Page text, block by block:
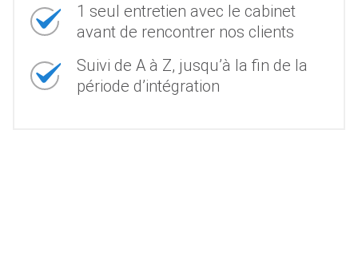
1 seul entretien avec le cabinet
avant de rencontrer nos clients
Suivi de A à Z, jusqu’à la fin de la
période d’intégration